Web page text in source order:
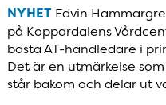
NYHET Edvin
på Koppardalens
bästa AT-handledare i
Det är en utmärkelse
står bakom och delar ut